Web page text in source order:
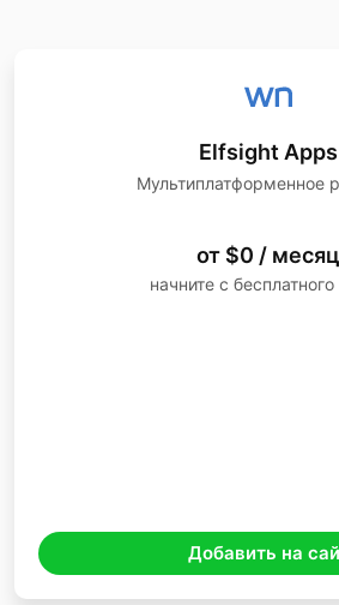
Elfsight Apps
Мультиплатформенное
от $0 / месяц
начните с
Добавить на